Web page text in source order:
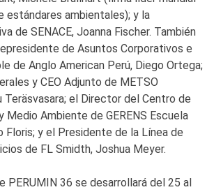
estándares ambientales); y la
de SENACE, Joanna Fischer. También
de Asuntos Corporativos e
de Anglo American Perú, Diego Ortega;
y CEO Adjunto de METSO
Teräsvasara; el Director del Centro de
Medio Ambiente de GERENS Escuela
Floris; y el Presidente de la Línea de
de FL Smidth, Joshua Meyer.
PERUMIN 36 se desarrollará del 25 al